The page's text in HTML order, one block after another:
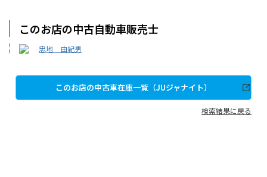
このお店の中古自動車販売士
忠地 由紀男
このお店の中古車在庫一覧（JUジャナイト）
検索結果に戻る